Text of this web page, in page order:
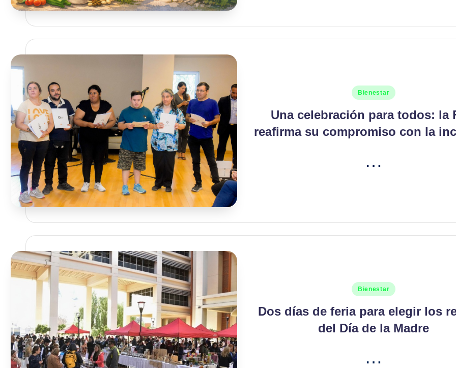
Publicado
Bienestar
Una celebración para todos: la
reafirma su compromiso con la
…
Publicado
Bienestar
Dos días de feria para elegir los
del Día de la Madre
…